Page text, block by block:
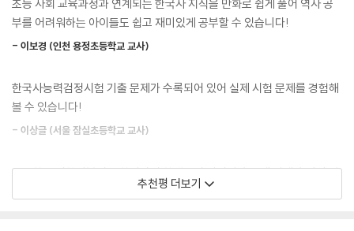
속 주제와 관련 있는 다양한 한국사 이야기를 재미있게 풀었습니다. 부록
4. 한국사 핵심 20문제를 풀며 실력을 확인해요!
됐던 문제들을 실었습니다. 한국사 핵심 문제를 풀어 보며 응용 능력과 해
결 능력을 키우고, 실제 시험에도 도전해 보세요.
초등 사회 교육과정과 연계되는 한국사 지식을 만화로 쉽게 풀어 역사 공
부를 어려워하는 아이들도 쉽고 재미있게 공부할 수 있습니다!
- 이보경 (인천 용정초등학교 교사)
한국사능력검정시험 기출 문제가 수록되어 있어 실제 시험 문제를 경험해
볼 수 있습니다!
- 이상글 (서울 잠실초등학교 교사)
초등학교 저학년부터 고학년까지 학생들이 자신의 수준에 맞게 흥미와 관
심을 가지고 접근할 수 있는 책입니다!
추천평 더보기